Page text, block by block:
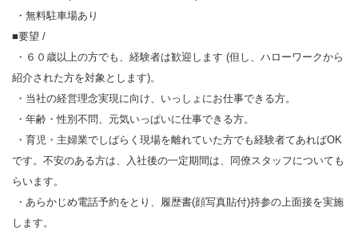
・無料駐車場あり
■要望 /
・６０歳以上の方でも、経験者は歓迎します (但し、ハローワークから
紹介された方を対象とします)。
・当社の経営理念実現に向け、いっしょにお仕事できる方。
・年齢・性別不問、元気いっぱいに仕事できる方。
・育児・主婦業でしばらく現場を離れていた方でも経験者てあればOK
です。不安のある方は、入社後の一定期間は、同僚スタッフについても
らいます。
・あらかじめ電話予約をとり、履歴書(顔写真貼付)持参の上面接を実施
します。